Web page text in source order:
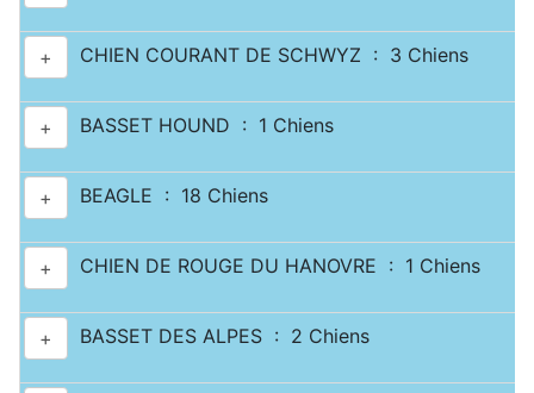
+ CHIEN COURANT DE SCHWYZ : 3 Chiens
+ BASSET HOUND : 1 Chiens
+ BEAGLE : 18 Chiens
+ CHIEN DE ROUGE DU HANOVRE : 1 Chiens
+ BASSET DES ALPES : 2 Chiens